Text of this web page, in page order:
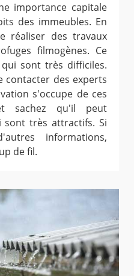
importance capitale
des immeubles. En
réaliser des travaux
filmogènes. Ce
sont très difficiles.
contacter des experts
s'occupe de ces
sachez qu'il peut
très attractifs. Si
informations,
de fil.